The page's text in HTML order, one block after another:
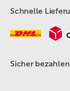
Schnelle
Sicher